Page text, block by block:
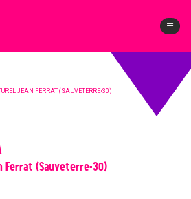
JEAN FERRAT (SAUVETERRE•30)
Ferrat (Sauveterre•30)